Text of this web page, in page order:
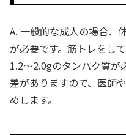
A. 一般的な成人の場合、
が必要です。筋トレをし
1.2〜2.0gのタンパク質が
差がありますので、医師
めします。